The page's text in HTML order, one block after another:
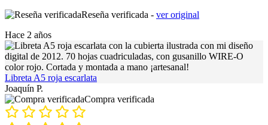
Reseña verificada - ver original
Hace 2 años
Libreta A5 roja escarlata
Joaquín P.
Compra verificada